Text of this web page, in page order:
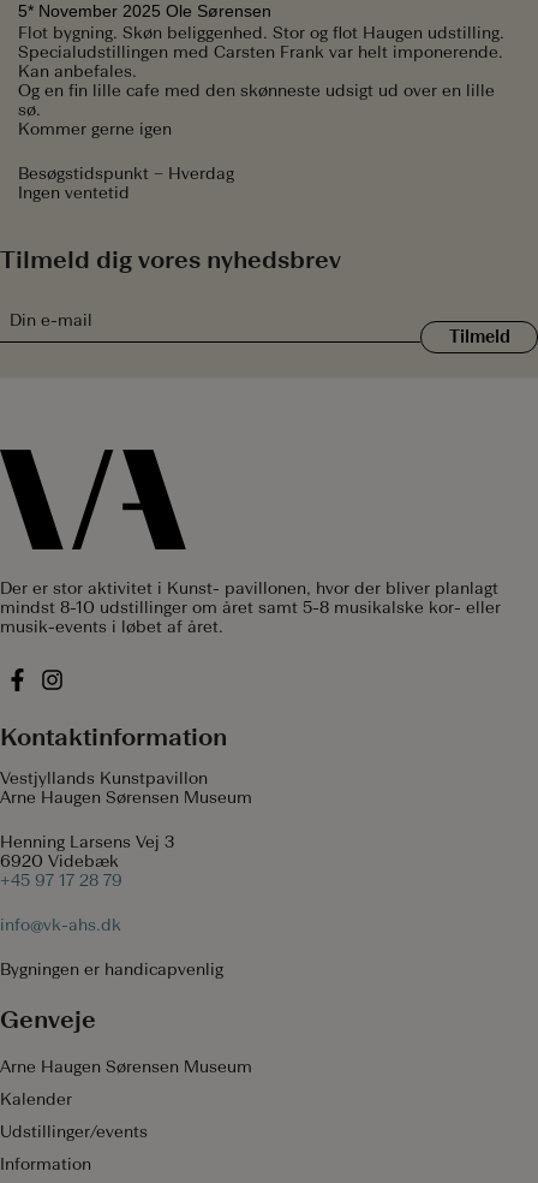
5* November 2025 Ole Sørensen
Flot bygning. Skøn beliggenhed. Stor og flot Haugen udstilling.
Specialudstillingen med Carsten Frank var helt imponerende.
Kan anbefales.
Og en fin lille cafe med den skønneste udsigt ud over en lille
sø.
Kommer gerne igen
Besøgstidspunkt – Hverdag
Ingen ventetid
Tilmeld dig vores nyhedsbrev
E-
mail
Der er stor aktivitet i Kunst- pavillonen, hvor der bliver planlagt
mindst 8-10 udstillinger om året samt 5-8 musikalske kor- eller
musik-events i løbet af året.
Kontaktinformation
Vestjyllands Kunstpavillon
Arne Haugen Sørensen Museum
Henning Larsens Vej 3
6920 Videbæk
+45 97 17 28 79
info@vk-ahs.dk
Bygningen er handicapvenlig
Genveje
Arne Haugen Sørensen Museum
Kalender
Udstillinger/events
Information